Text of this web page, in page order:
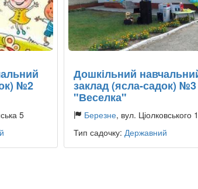
№2
5
Дошкільний
заклад (ясла-садок) №3
"Веселка"
Березне, вул. Ціолковського
Тип садочку:Державний